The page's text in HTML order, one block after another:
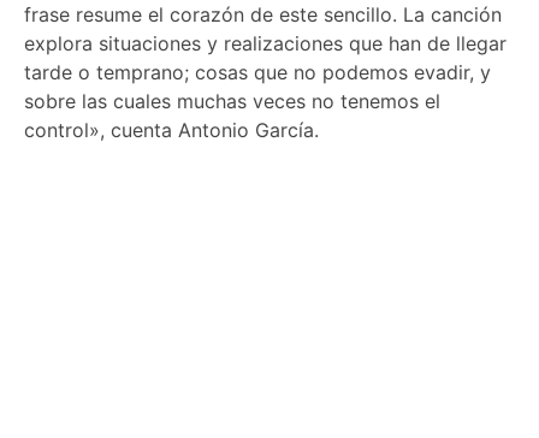
frase resume el corazón de este sencillo. La canción
explora situaciones y realizaciones que han de llegar
tarde o temprano; cosas que no podemos evadir, y
sobre las cuales muchas veces no tenemos el
control», cuenta Antonio García.